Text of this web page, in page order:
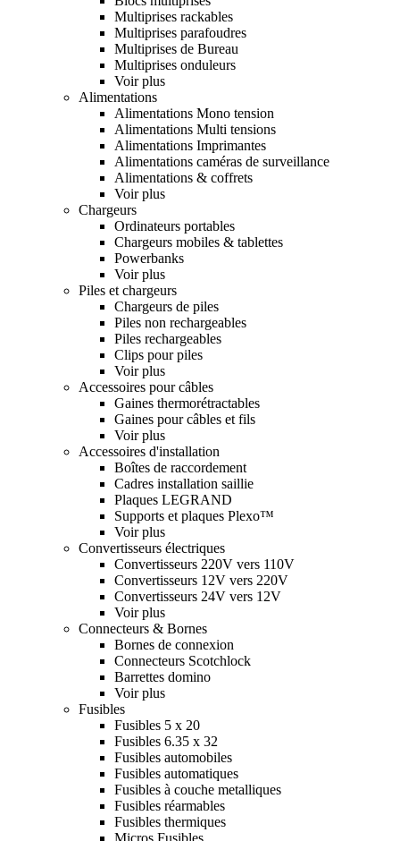
Multiprises rackables
Multiprises parafoudres
Multiprises de Bureau
Multiprises onduleurs
Voir plus
Alimentations
Alimentations Mono tension
Alimentations Multi tensions
Alimentations Imprimantes
Alimentations caméras de surveillance
Alimentations & coffrets
Voir plus
Chargeurs
Ordinateurs portables
Chargeurs mobiles & tablettes
Powerbanks
Voir plus
Piles et chargeurs
Chargeurs de piles
Piles non rechargeables
Piles rechargeables
Clips pour piles
Voir plus
Accessoires pour câbles
Gaines thermorétractables
Gaines pour câbles et fils
Voir plus
Accessoires d'installation
Boîtes de raccordement
Cadres installation saillie
Plaques LEGRAND
Supports et plaques Plexo™
Voir plus
Convertisseurs électriques
Convertisseurs 220V vers 110V
Convertisseurs 12V vers 220V
Convertisseurs 24V vers 12V
Voir plus
Connecteurs & Bornes
Bornes de connexion
Connecteurs Scotchlock
Barrettes domino
Voir plus
Fusibles
Fusibles 5 x 20
Fusibles 6.35 x 32
Fusibles automobiles
Fusibles automatiques
Fusibles à couche metalliques
Fusibles réarmables
Fusibles thermiques
Micros Fusibles